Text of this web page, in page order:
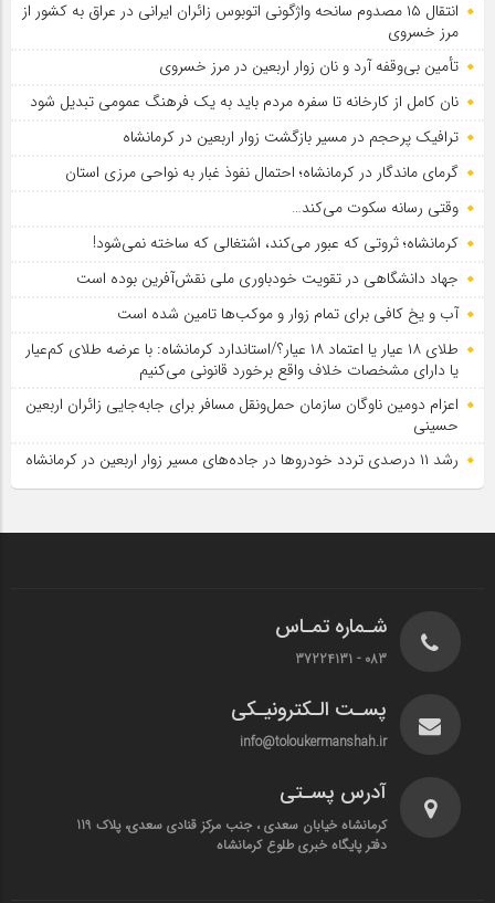
انتقال ۱۵ مصدوم سانحه واژگونی اتوبوس زائران ایرانی در عراق به کشور از
مرز خسروی
تأمین بی‌وقفه آرد و نان زوار اربعین در مرز خسروی
نان کامل از کارخانه تا سفره مردم باید به یک فرهنگ عمومی تبدیل شود
ترافیک پرحجم در مسیر بازگشت زوار اربعین در کرمانشاه
گرمای ماندگار در کرمانشاه؛ احتمال نفوذ غبار به نواحی مرزی استان
وقتی رسانه سکوت می‌کند…
کرمانشاه؛ ثروتی که عبور می‌کند، اشتغالی که ساخته نمی‌شود!
جهاد دانشگاهی در تقویت خودباوری ملی نقش‌آفرین بوده است
آب و یخ کافی برای تمام زوار و موکب‌ها تامین شده است
طلای ۱۸ عیار یا اعتماد ۱۸ عیار؟/استاندارد کرمانشاه: با عرضه طلای کم‌عیار
یا دارای مشخصات خلاف واقع برخورد قانونی می‌کنیم
اعزام دومین ناوگان سازمان حمل‌ونقل مسافر برای جابه‌جایی زائران اربعین
حسینی
رشد ۱۱ درصدی تردد خودروها در جاده‌های مسیر زوار اربعین در کرمانشاه
شـماره تمـاس
083 - 37224131
پسـت الـکترونیـکی
info@toloukermanshah.ir
آدرس پسـتی
کرمانشاه خیابان سعدی ، جنب مرکز قنادی سعدی، پلاک 119
دفتر پایگاه خبری طلوع کرمانشاه